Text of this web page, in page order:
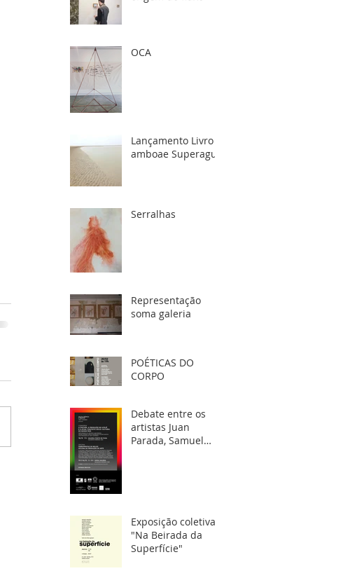
OCA
Lançamento Livro
amboae Superagui
Serralhas
Representação
soma galeria
POÉTICAS DO
CORPO
Debate entre os
artistas Juan
Parada, Samuel
Exposição coletiva
"Na Beirada da
Superfície"